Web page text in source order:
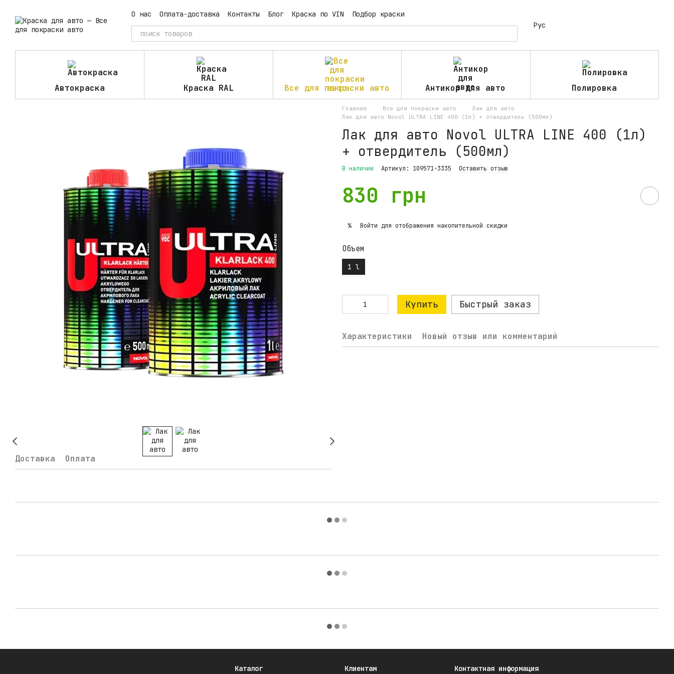
О нас Оплата-доставка Контакты Блог Краска по VIN
Подбор краски
Рус
Автокраска Краска RAL Все для покраски авто Антикор для авто Полировка
Доставка Оплата
Главная Все для покраски авто
Лак для авто
Лак для авто Novol ULTRA LINE 400 (1л) + отвердитель (500мл)
Лак для авто Novol ULTRA LINE 400 (1л)
+ отвердитель (500мл)
В наличии Артикул: 109571-3335 Оставить отзыв
830 грн
% Войти для отображения накопительной скидки
Объем
1 l
Купить Быстрый заказ
Характеристики Новый отзыв или комментарий
Каталог Клиентам Контактная информация